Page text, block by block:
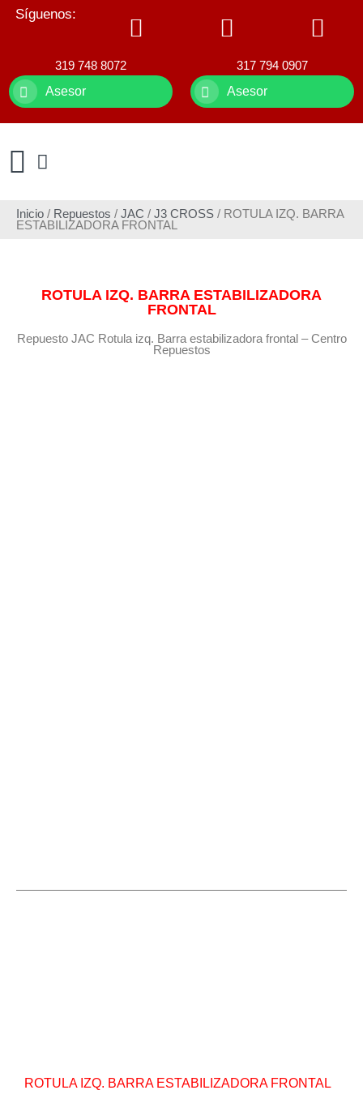
Síguenos:
319 748 8072
Asesor
317 794 0907
Asesor
Inicio / Repuestos / JAC / J3 CROSS / ROTULA IZQ. BARRA
ESTABILIZADORA FRONTAL
ROTULA IZQ. BARRA ESTABILIZADORA
FRONTAL
Repuesto JAC Rotula izq. Barra estabilizadora frontal – Centro
Repuestos
ROTULA IZQ. BARRA ESTABILIZADORA FRONTAL